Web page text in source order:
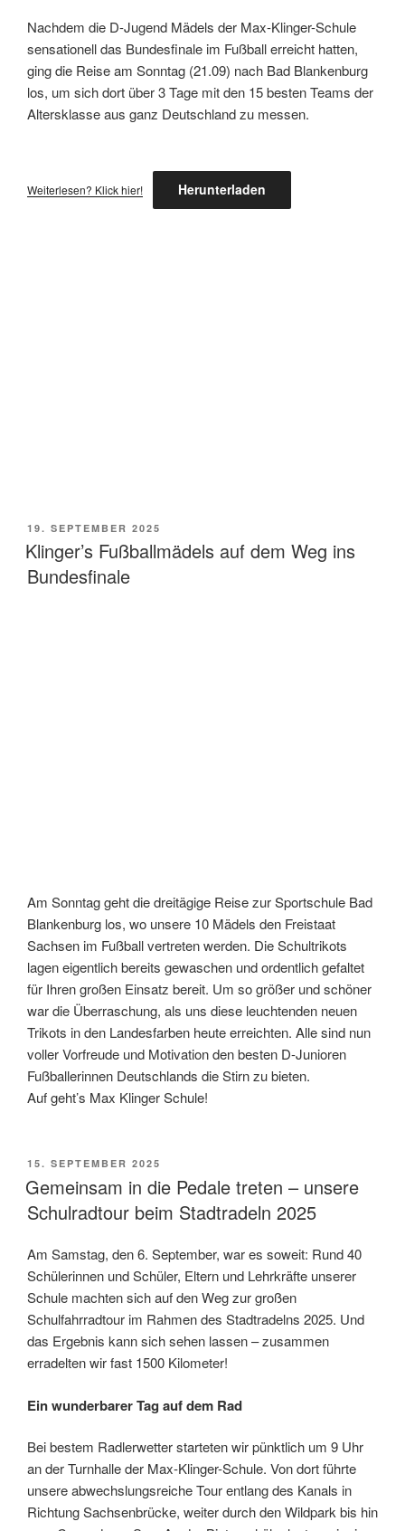
Nachdem die D-Jugend Mädels der Max-Klinger-Schule
sensationell das Bundesfinale im Fußball erreicht hatten,
ging die Reise am Sonntag (21.09) nach Bad Blankenburg
los, um sich dort über 3 Tage mit den 15 besten Teams der
Altersklasse aus ganz Deutschland zu messen.
Weiterlesen? Klick hier! Herunterladen
VERÖFFENTLICHT
AM
19. SEPTEMBER 2025
Klinger’s Fußballmädels auf dem Weg ins
Bundesfinale
Am Sonntag geht die dreitägige Reise zur Sportschule Bad
Blankenburg los, wo unsere 10 Mädels den Freistaat
Sachsen im Fußball vertreten werden. Die Schultrikots
lagen eigentlich bereits gewaschen und ordentlich gefaltet
für Ihren großen Einsatz bereit. Um so größer und schöner
war die Überraschung, als uns diese leuchtenden neuen
Trikots in den Landesfarben heute erreichten. Alle sind nun
voller Vorfreude und Motivation den besten D-Junioren
Fußballerinnen Deutschlands die Stirn zu bieten.
Auf geht’s Max Klinger Schule!
VERÖFFENTLICHT
AM
15. SEPTEMBER 2025
Gemeinsam in die Pedale treten – unsere
Schulradtour beim Stadtradeln 2025
Am Samstag, den 6. September, war es soweit: Rund 40
Schülerinnen und Schüler, Eltern und Lehrkräfte unserer
Schule machten sich auf den Weg zur großen
Schulfahrradtour im Rahmen des Stadtradelns 2025. Und
das Ergebnis kann sich sehen lassen – zusammen
erradelten wir fast 1500 Kilometer!
Ein wunderbarer Tag auf dem Rad
Bei bestem Radlerwetter starteten wir pünktlich um 9 Uhr
an der Turnhalle der Max-Klinger-Schule. Von dort führte
unsere abwechslungsreiche Tour entlang des Kanals in
Richtung Sachsenbrücke, weiter durch den Wildpark bis hin